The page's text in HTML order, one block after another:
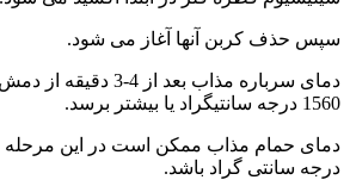
سپس حذف کربن آنها آغاز می شود.
دمای سرباره مذاب بعد
1560 درجه سانتیگراد یا بیشتر برسد.
درجه سانتی گراد باشد.